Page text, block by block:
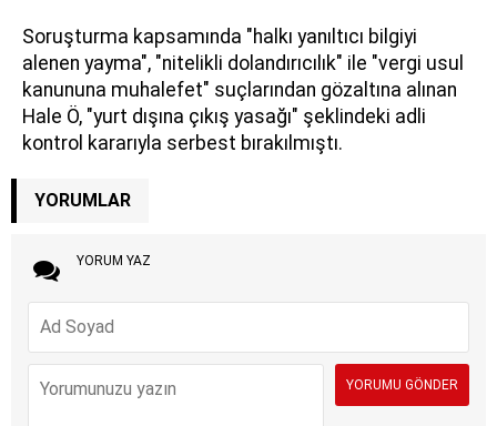
Soruşturma kapsamında "halkı yanıltıcı bilgiyi
alenen yayma", "nitelikli dolandırıcılık" ile "vergi usul
kanununa muhalefet" suçlarından gözaltına alınan
Hale Ö, "yurt dışına çıkış yasağı" şeklindeki adli
kontrol kararıyla serbest bırakılmıştı.
YORUMLAR
YORUM YAZ